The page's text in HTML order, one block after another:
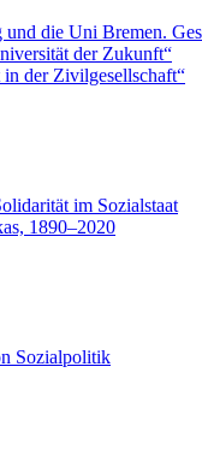
und die Uni Bremen.
der Zukunft“
in der Zivilgesellschaft“
im Sozialstaat
1890–2020
Sozialpolitik